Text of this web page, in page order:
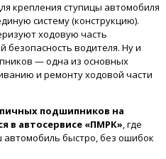
крепления ступицы автомобиля
систему (конструкцию).
ходовую часть
безопасность водителя. Ну и
— одна из основных
и ремонту ходовой части
подшипников на
в автосервисе «ПМРК», где
быстро, без ошибок